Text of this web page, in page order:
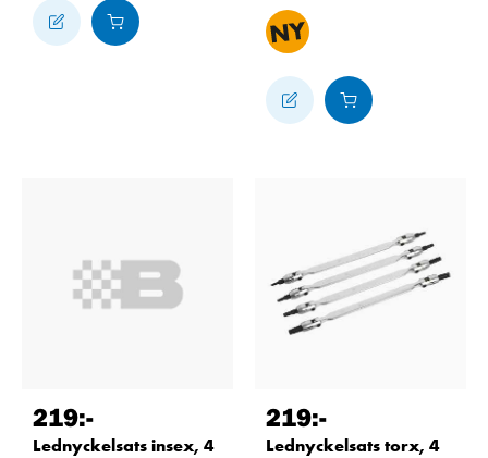
219:-
Lednyckelsats insex, 4
219:-
Lednyckelsats torx, 4